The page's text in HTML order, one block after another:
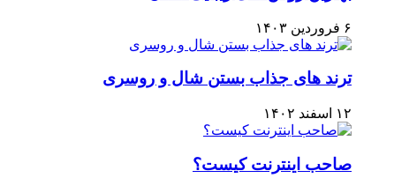
۶ فروردین ۱۴۰۳
ترند های جذاب بستن شال و روسری
۱۲ اسفند ۱۴۰۲
صاحب اینترنت کیست؟